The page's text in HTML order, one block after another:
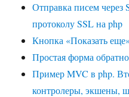
Отправка писем через
протоколу SSL на php
Кнопка «Показать
Простая форма
Пример MVC в php.
контролеры, экшены,